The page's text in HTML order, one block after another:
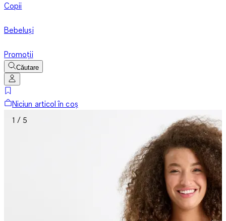
Copii
Bebeluși
Promoții
Căutare
Niciun articol în coș
1 / 5